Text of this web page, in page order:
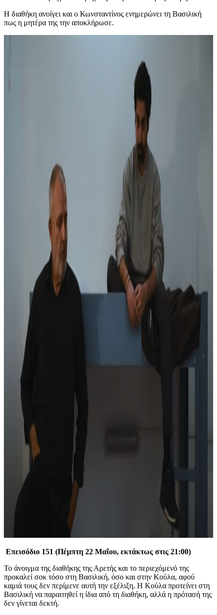
Η διαθήκη ανοίγει και ο Κωνσταντίνος ενημερώνει τη Βασιλική
πως η μητέρα της την αποκλήρωσε.
Επεισόδιο 151 (Πέμπτη 22 Μαΐου, εκτάκτως στις 21:00)
Το άνοιγμα της διαθήκης της Αρετής και το περιεχόμενό της
προκαλεί σοκ τόσο στη Βασιλική, όσο και στην Κούλα, αφού
καμιά τους δεν περίμενε αυτή την εξέλιξη. Η Κούλα προτείνει στη
Βασιλική να παραιτηθεί η ίδια από τη διαθήκη, αλλά η πρότασή της
δεν γίνεται δεκτή.